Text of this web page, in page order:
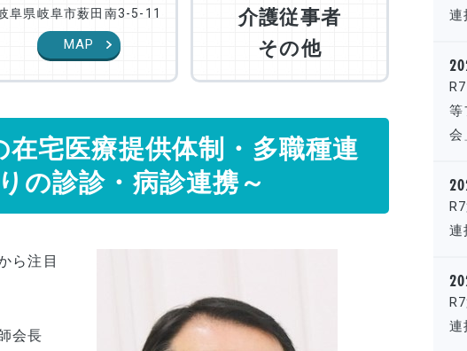
阜県岐阜市薮田南3-5-11
MAP
介護従事者
その他
宅医療提供体制・多職種連
診・病診連携～
ら注目
会長
連
等
会
連
連